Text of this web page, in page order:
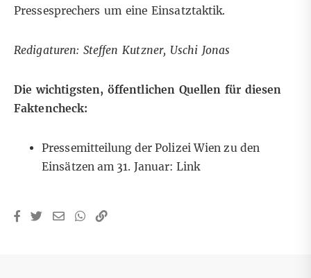
Pressesprechers um eine Einsatztaktik.
Redigaturen: Steffen Kutzner, Uschi Jonas
Die wichtigsten, öffentlichen Quellen für diesen
Faktencheck:
Pressemitteilung der Polizei Wien zu den
Einsätzen am 31. Januar: Link